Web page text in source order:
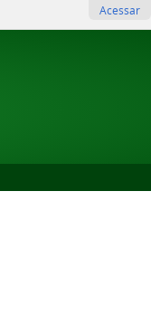
Acessar